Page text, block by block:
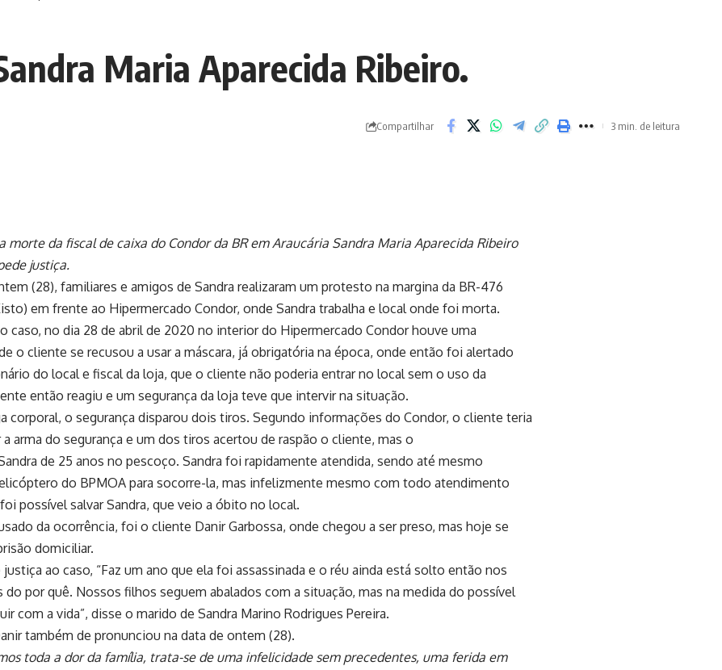
Maria Aparecida Ribeiro.
Compartilhar 3 min. de leitura
morte da fiscal de caixa do Condor da BR em Araucária Sandra Maria Aparecida Ribeiro
justiça.
(28), familiares e amigos de Sandra realizaram um protesto na margina da BR-476
em frente ao Hipermercado Condor, onde Sandra trabalha e local onde foi morta.
caso, no dia 28 de abril de 2020 no interior do Hipermercado Condor houve uma
o cliente se recusou a usar a máscara, já obrigatória na época, onde então foi alertado
do local e fiscal da loja, que o cliente não poderia entrar no local sem o uso da
então reagiu e um segurança da loja teve que intervir na situação.
corporal, o segurança disparou dois tiros. Segundo informações do Condor, o cliente teria
arma do segurança e um dos tiros acertou de raspão o cliente, mas o
de 25 anos no pescoço. Sandra foi rapidamente atendida, sendo até mesmo
do BPMOA para socorre-la, mas infelizmente mesmo com todo atendimento
possível salvar Sandra, que veio a óbito no local.
da ocorrência, foi o cliente Danir Garbossa, onde chegou a ser preso, mas hoje se
domiciliar.
ao caso, “Faz um ano que ela foi assassinada e o réu ainda está solto então nos
por quê. Nossos filhos seguem abalados com a situação, mas na medida do possível
com a vida”, disse o marido de Sandra Marino Rodrigues Pereira.
também de pronunciou na data de ontem (28).
toda a dor da família, trata-se de uma infelicidade sem precedentes, uma ferida em